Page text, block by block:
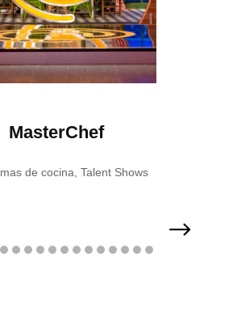
MasterChef
de cocina Talent Shows